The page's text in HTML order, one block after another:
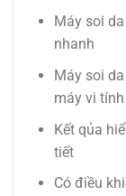
Máy soi
nhanh
Máy soi
máy vi tính
Kết qủa
tiết
Có điều